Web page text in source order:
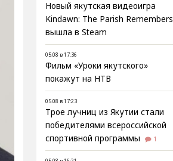
Новый якутская видеоигра
Kindawn: The Parish Remembers
вышла в Steam
05.08 в 17:36
Фильм «Уроки якутского»
покажут на НТВ
05.08 в 17:23
Трое лучниц из Якутии стали
победителями всероссийской
спортивной программы
1